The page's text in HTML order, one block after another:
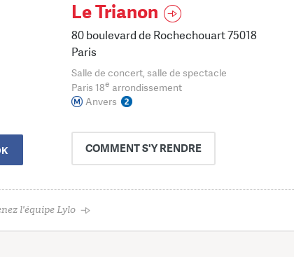
Le Trianon
80 boulevard de Rochechouart 75018
Paris
Salle de concert, salle de spectacle
Paris 18e arrondissement
Anvers
COMMENTS'Y RENDRE
l'équipe Lylo